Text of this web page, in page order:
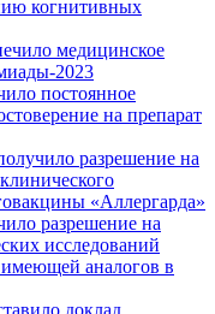
когнитивных
медицинское
2023
постоянное
на препарат
разрешение на
«Аллергарда»
разрешение на
исследований
аналогов в
доклад